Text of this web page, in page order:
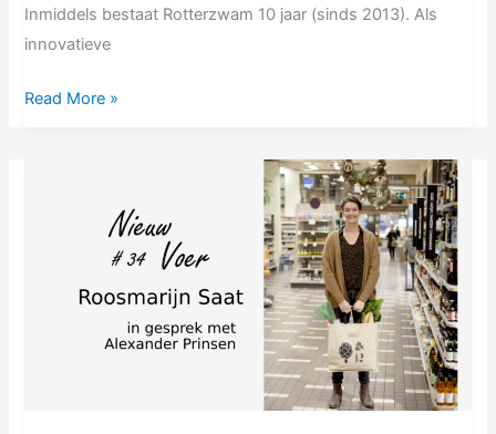
Inmiddels bestaat Rotterzwam 10 jaar (sinds 2013). Als
innovatieve
Read More »